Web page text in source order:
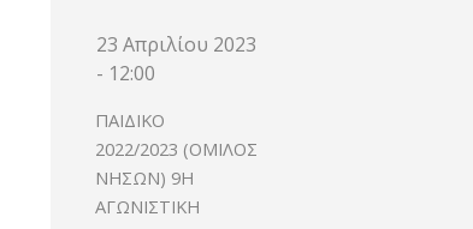
23 Απριλίου 2023
- 12:00
ΠΑΙΔΙΚΌ
2022/2023 (ΌΜΙΛΟΣ
ΝΉΣΩΝ) 9Η
ΑΓΩΝΙΣΤΙΚΉ